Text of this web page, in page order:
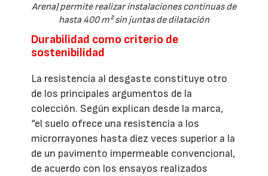
Arena) permite realizar instalaciones continuas de
hasta 400 m² sin juntas de dilatación
Durabilidad como criterio de
sostenibilidad
La resistencia al desgaste constituye otro
de los principales argumentos de la
colección. Según explican desde la marca,
“el suelo ofrece una resistencia a los
microrrayones hasta diez veces superior a la
de un pavimento impermeable convencional,
de acuerdo con los ensayos realizados